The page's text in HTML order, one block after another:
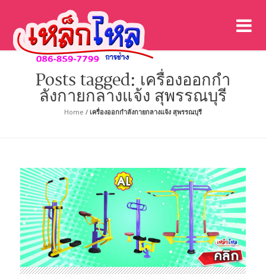
Posts tagged: เครื่องออกกํา
ลังกายกลางแจ้ง สุพรรณบุรี
Home / เครื่องออกกําลังกายกลางแจ้ง สุพรรณบุรี